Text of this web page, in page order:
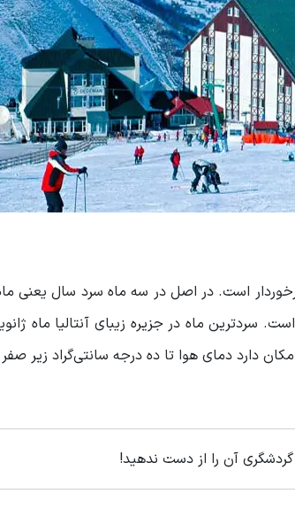
است. در اصل در سه ماه سرد سال یعنی
سردترین ماه در جزیره زیبای آنتالیا ماه
دارد دمای هوا تا ده درجه سانتی‌گراد زیر
گردشگری آن را از دست ندهید!